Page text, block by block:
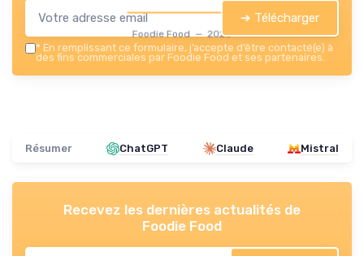
Foodie Food — 2026
➔ Télécharger
* En remplissant ce formulaire, j’accepte d’être contacté(e) à
des fins commerciales par Foodie Food et ses partenaires.
Résumer ChatGPT Claude Mistral
Recevez les dernières actualités de
Foodie Food